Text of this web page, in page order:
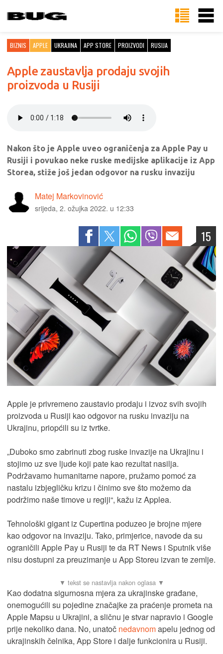
BIZNIS APPLE UKRAJINA APP STORE PROIZVODI RUSIJA
Apple zaustavlja prodaju svojih
proizvoda u Rusiji
Nakon što je Apple uveo ograničenja za Apple Pay u
Rusiji i povukao neke ruske medijske aplikacije iz App
Storea, stiže još jedan odgovor na rusku invaziju
Matej Markovinović
srijeda, 2. ožujka 2022. u 12:33
15
Apple je privremeno zaustavio prodaju i izvoz svih svojih
proizvoda u Rusiji kao odgovor na rusku invaziju na
Ukrajinu, priopćili su iz tvrtke.
„Duboko smo zabrinuti zbog ruske invazije na Ukrajinu i
stojimo uz sve ljude koji pate kao rezultat nasilja.
Podržavamo humanitarne napore, pružamo pomoć za
nastalu izbjegličku krizu i činimo sve što možemo da
podržimo naše timove u regiji“, kažu iz Applea.
Tehnološki gigant iz Cupertina poduzeo je brojne mjere
kao odgovor na invaziju. Tako, primjerice, navode da su
ograničili Apple Pay u Rusiji te da RT News i Sputnik više
nisu dostupni za preuzimanje u App Storeu izvan te zemlje.
Kao dodatna sigurnosna mjera za ukrajinske građane,
onemogućili su pojedine značajke za praćenje prometa na
Apple Mapsu u Ukrajini, a sličnu je stvar napravio i Google
prije nekoliko dana. No, unatoč nedavnomapelu jednog od
ukrajinskih čelnika, App Store i dalje funkcionira u Rusiji.